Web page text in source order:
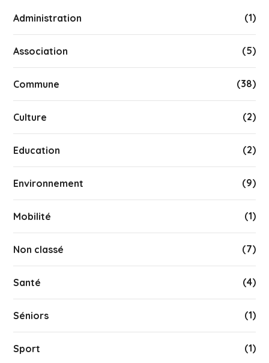
Administration (1)
Association (5)
Commune (38)
Culture (2)
Education (2)
Environnement (9)
Mobilité (1)
Non classé (7)
Santé (4)
Séniors (1)
Sport (1)